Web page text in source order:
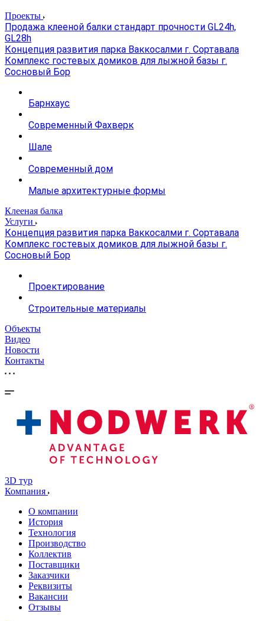
Проекты
Продажа клееной балки стандарт прочности GL24h,
GL28h
Концепция развития парка Ваккосалми г. Сортавала
Комплекс гостевых домиков для лыжной базы г.
Сосновый Бор
Барнхаус
Современный Фахверк
Шале
Современный дом
Малые архитектурные формы
Клееная балка
Услуги
Концепция развития парка Ваккосалми г. Сортавала
Комплекс гостевых домиков для лыжной базы г.
Сосновый Бор
Проектирование
Строительные материалы
Объекты
Видео
Новости
Контакты
3D тур
Компания
О компании
История
Технология
Производство
Коллектив
Поставщики
Заказчики
Реквизиты
Вакансии
Отзывы